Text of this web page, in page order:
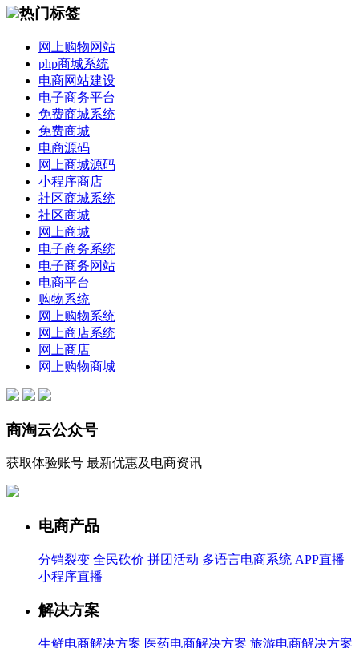
热门标签
网上购物网站
php商城系统
电商网站建设
电子商务平台
免费商城系统
免费商城
电商源码
网上商城源码
小程序商店
社区商城系统
社区商城
网上商城
电子商务系统
电子商务网站
电商平台
购物系统
网上购物系统
网上商店系统
网上商店
网上购物商城
商淘云公众号
获取体验账号 最新优惠及电商资讯
电商产品
分销裂变 全民砍价 拼团活动 多语言电商系统 APP直播
小程序直播
解决方案
生鲜电商解决方案 医药电商解决方案 旅游电商解决方案